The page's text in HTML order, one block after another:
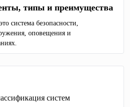
типы и преимущества
система безопасности,
оповещения и